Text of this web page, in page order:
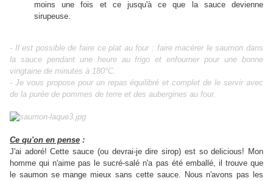
moins une fois et ce jusqu'à ce que la sauce devienne
sirupeuse.
- Il est possible de faire ce plat au four : faire macérer le saumon dans
la sauce pendant une heure au frigo et enfourner pour une bonne
vingtaine de minutes à 180°C.
- Je vous propose pour un repas équilibré et complet de le servir avec
de la purée de pommes de terre et des aubergines au four.
Ce qu'on en pense :
J'ai adoré! Cette sauce (ou devrai-je dire sirop) est so delicious! Mon
homme qui n'aime pas le sucré-salé n'a pas été emballé, il trouve que
le saumon se mange mieux sans cette sauce. Nous n'avons pas les